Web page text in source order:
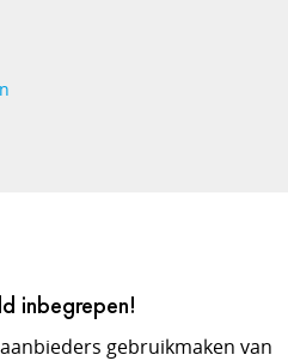
inbegrepen!
gebruikmaken van